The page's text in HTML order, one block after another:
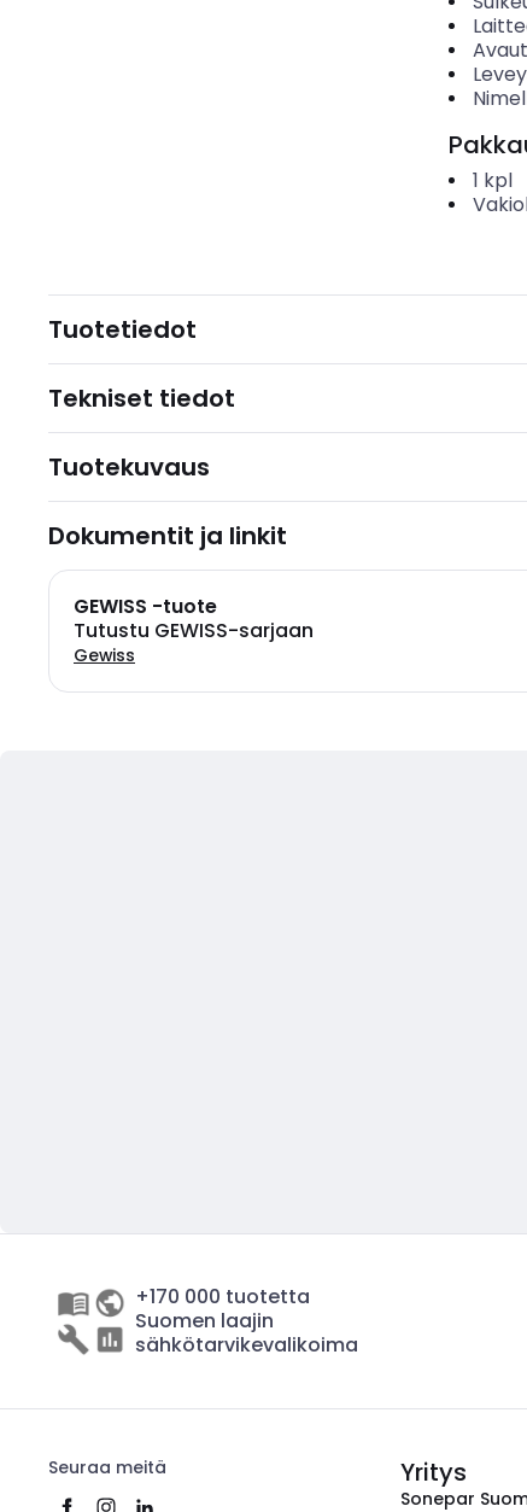
1 kpl
Tuotetiedot
Tekniset tiedot
Tuotekuvaus
Dokumentit ja linkit
GEWISS -tuote
Tutustu GEWISS-sarjaan
Gewiss
+170 000 tuotetta
Suomen laajin
sähkötarvikevalikoima
Seuraa meitä Yritys
Sonepar